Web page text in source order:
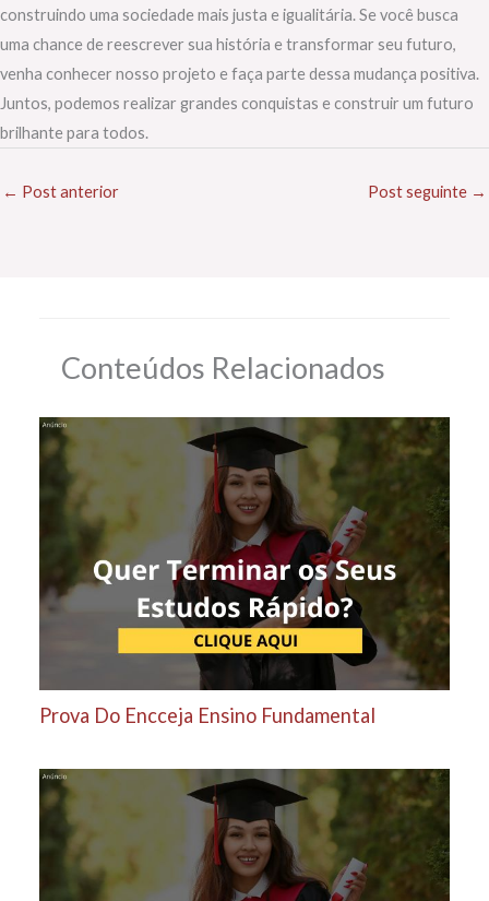
construindo uma sociedade mais justa e igualitária. Se você busca
uma chance de reescrever sua história e transformar seu futuro,
venha conhecer nosso projeto e faça parte dessa mudança positiva.
Juntos, podemos realizar grandes conquistas e construir um futuro
brilhante para todos.
← Post anterior Post seguinte →
Conteúdos Relacionados
Prova Do Encceja Ensino Fundamental